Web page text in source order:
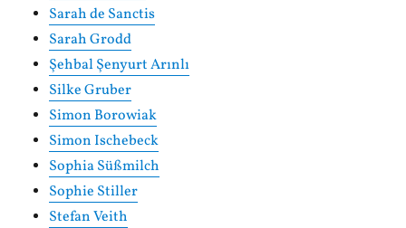
Sarah de Sanctis
Sarah Grodd
Şehbal Şenyurt Arınlı
Silke Gruber
Simon Borowiak
Simon Ischebeck
Sophia Süßmilch
Sophie Stiller
Stefan Veith